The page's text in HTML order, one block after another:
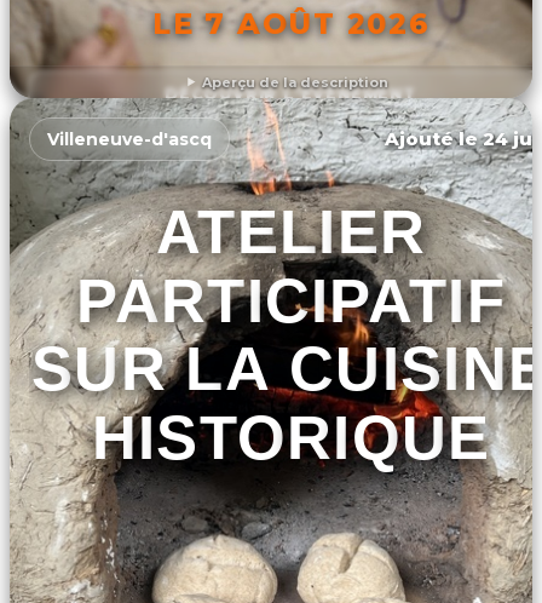
Aperçu de la description
LE 7 AOÛT 2026
DÉCOUVRIR L'ÉVÉNEMENT
Villeneuve-d'ascq Ajouté le 24
ATELIER
PARTICIPATIF
SUR LA
HISTORIQUE